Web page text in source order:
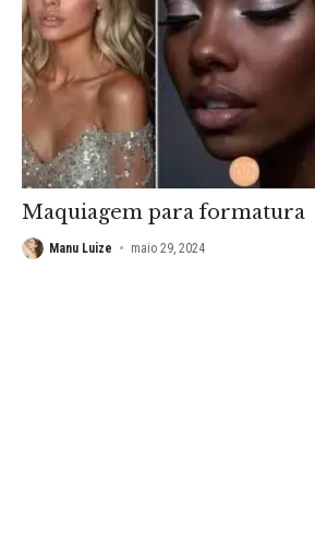
Maquiagem para formatura
Manu Luize maio 29, 2024